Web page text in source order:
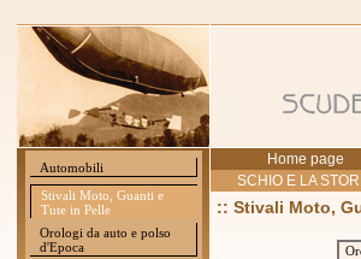
Automobili
Stivali Moto, Guanti e
Tute in Pelle
Orologi da auto e polso
d'Epoca
Home page
SCHIO E LA
:: Stivali Moto,